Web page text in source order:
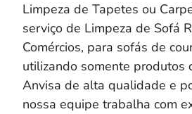
Limpeza de Tapetes ou
serviço de Limpeza de Sofá
Comércios, para sofás de
utilizando somente produtos
Anvisa de alta qualidade e
nossa equipe trabalha com